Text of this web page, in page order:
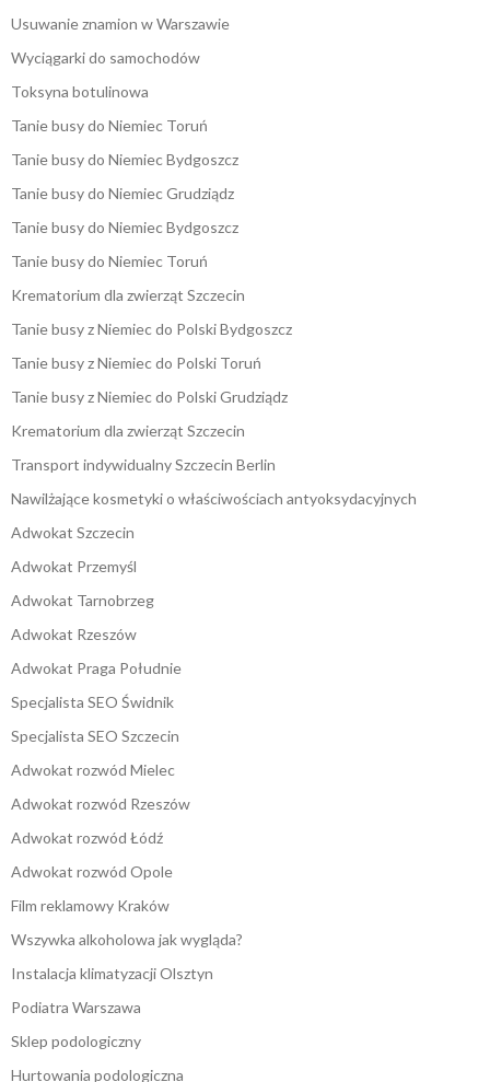
Usuwanie znamion w Warszawie
Wyciągarki do samochodów
Toksyna botulinowa
Tanie busy do Niemiec Toruń
Tanie busy do Niemiec Bydgoszcz
Tanie busy do Niemiec Grudziądz
Tanie busy do Niemiec Bydgoszcz
Tanie busy do Niemiec Toruń
Krematorium dla zwierząt Szczecin
Tanie busy z Niemiec do Polski Bydgoszcz
Tanie busy z Niemiec do Polski Toruń
Tanie busy z Niemiec do Polski Grudziądz
Krematorium dla zwierząt Szczecin
Transport indywidualny Szczecin Berlin
Nawilżające kosmetyki o właściwościach antyoksydacyjnych
Adwokat Szczecin
Adwokat Przemyśl
Adwokat Tarnobrzeg
Adwokat Rzeszów
Adwokat Praga Południe
Specjalista SEO Świdnik
Specjalista SEO Szczecin
Adwokat rozwód Mielec
Adwokat rozwód Rzeszów
Adwokat rozwód Łódź
Adwokat rozwód Opole
Film reklamowy Kraków
Wszywka alkoholowa jak wygląda?
Instalacja klimatyzacji Olsztyn
Podiatra Warszawa
Sklep podologiczny
Hurtowania podologiczna